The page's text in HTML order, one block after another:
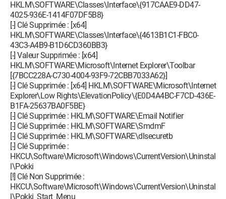
HKLM\SOFTWARE\Classes\Interface\{917CAAE9-DD47-
4025-936E-1414F07DF5B8}
[-] Clé Supprimée : [x64]
HKLM\SOFTWARE\Classes\Interface\{4613B1C1-FBC0-
43C3-A4B9-B1D6CD360BB3}
[-] Valeur Supprimée : [x64]
HKLM\SOFTWARE\Microsoft\Internet Explorer\Toolbar
[{7BCC228A-C730-4004-93F9-72CBB7033A62}]
[-] Clé Supprimée : [x64] HKLM\SOFTWARE\Microsoft\Internet
Explorer\Low Rights\ElevationPolicy\{E0D4A4BC-F7CD-436E-
B1FA-25637BA0F5BE}
[-] Clé Supprimée : HKLM\SOFTWARE\Email Notifier
[-] Clé Supprimée : HKLM\SOFTWARE\SmdmF
[-] Clé Supprimée : HKLM\SOFTWARE\dlsecuretb
[-] Clé Supprimée :
HKCU\Software\Microsoft\Windows\CurrentVersion\Uninstal
l\Pokki
[!] Clé Non Supprimée :
HKCU\Software\Microsoft\Windows\CurrentVersion\Uninstal
l\Pokki_Start_Menu